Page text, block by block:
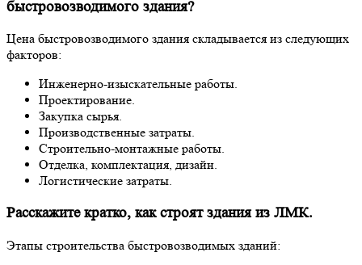
быстровозводимого здания?
Цена быстровозводимого здания складывается из следующих
факторов:
Инженерно-изыскательные работы.
Проектирование.
Закупка сырья.
Производственные затраты.
Строительно-монтажные работы.
Отделка, комплектация, дизайн.
Логистические затраты.
Расскажите кратко, как строят здания из ЛМК.
Этапы строительства быстровозводимых зданий: